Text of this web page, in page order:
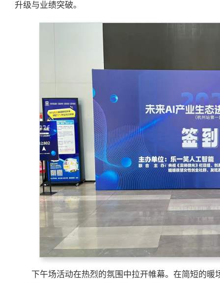
升级与业绩突破。
下午场活动在热烈的氛围中拉开帷幕。在简短的